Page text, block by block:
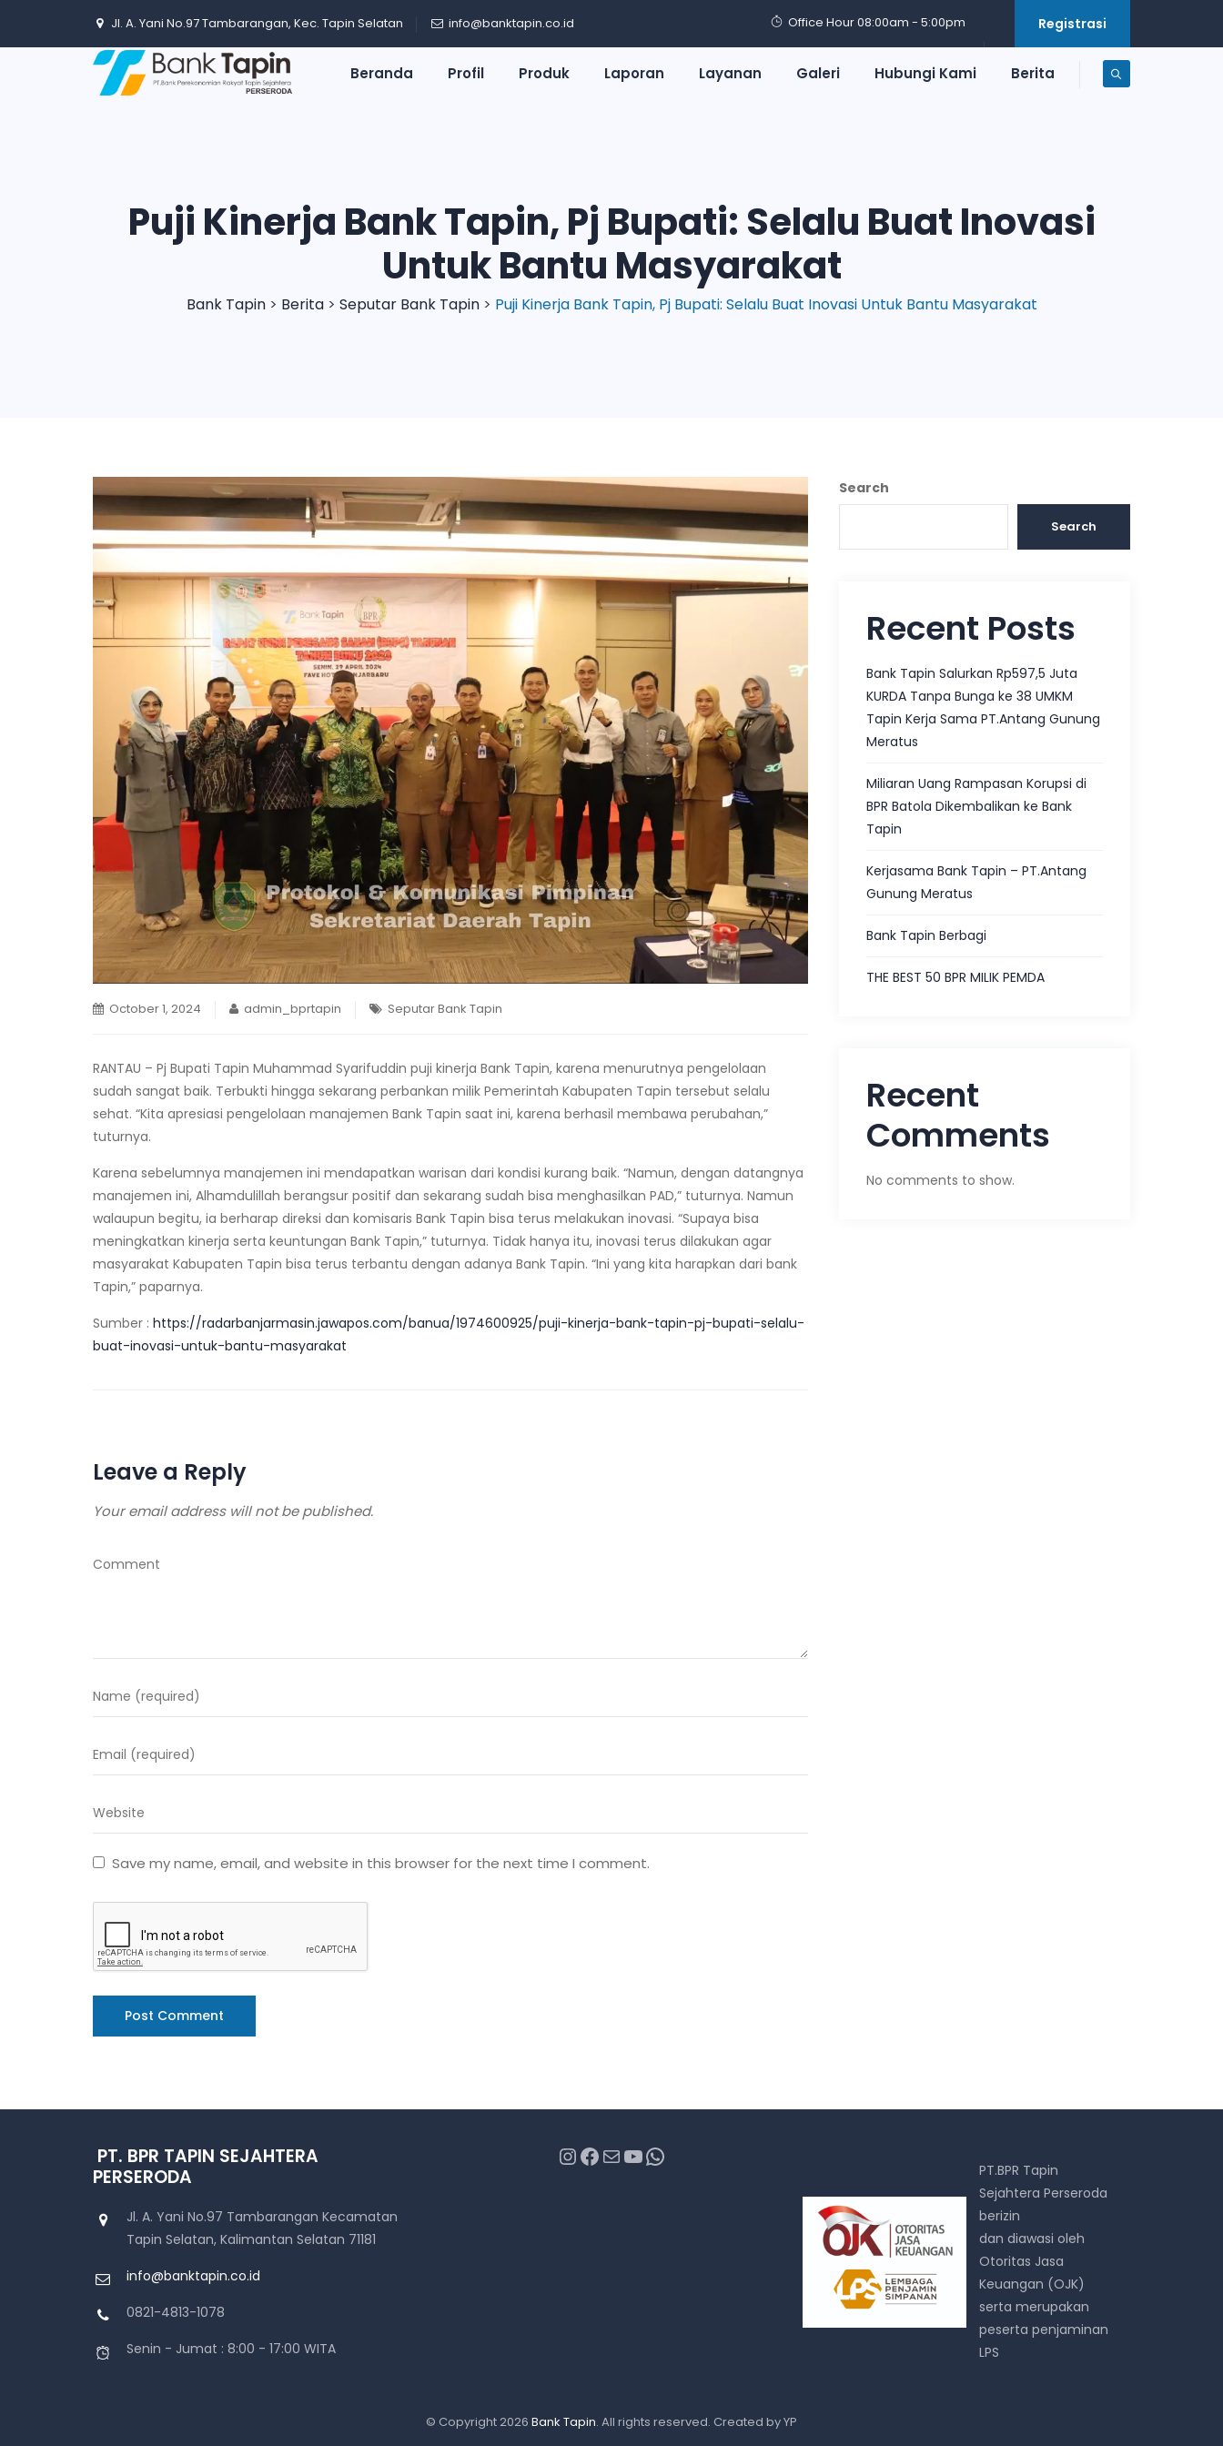
Jl. A. Yani No.97 Tambarangan, Kec. Tapin Selatan info@banktapin.co.id Office Hour 08:00am - 5:00pm Registrasi
Beranda Profil Produk Laporan Layanan Galeri Hubungi Kami Berita
Puji Kinerja Bank Tapin, Pj Bupati: Selalu Buat Inovasi
Untuk Bantu Masyarakat
Bank Tapin> Berita> Seputar Bank Tapin> Puji Kinerja Bank Tapin, Pj Bupati: Selalu Buat Inovasi Untuk Bantu Masyarakat
October 1, 2024 admin_bprtapin Seputar Bank Tapin
RANTAU – Pj Bupati Tapin Muhammad Syarifuddin puji kinerja Bank Tapin, karena menurutnya pengelolaan
sudah sangat baik. Terbukti hingga sekarang perbankan milik Pemerintah Kabupaten Tapin tersebut selalu
sehat. “Kita apresiasi pengelolaan manajemen Bank Tapin saat ini, karena berhasil membawa perubahan,”
tuturnya.
Karena sebelumnya manajemen ini mendapatkan warisan dari kondisi kurang baik. “Namun, dengan datangnya
manajemen ini, Alhamdulillah berangsur positif dan sekarang sudah bisa menghasilkan PAD,” tuturnya. Namun
walaupun begitu, ia berharap direksi dan komisaris Bank Tapin bisa terus melakukan inovasi. “Supaya bisa
meningkatkan kinerja serta keuntungan Bank Tapin,” tuturnya. Tidak hanya itu, inovasi terus dilakukan agar
masyarakat Kabupaten Tapin bisa terus terbantu dengan adanya Bank Tapin. “Ini yang kita harapkan dari bank
Tapin,” paparnya.
Sumber : https://radarbanjarmasin.jawapos.com/banua/1974600925/puji-kinerja-bank-tapin-pj-bupati-selalu-
buat-inovasi-untuk-bantu-masyarakat
Leave a Reply
Your email address will not be published.
Save my name, email, and website in this browser for the next time I comment.
Search
Search
Recent Posts
Bank Tapin Salurkan Rp597,5 Juta
KURDA Tanpa Bunga ke 38 UMKM
Tapin Kerja Sama PT.Antang Gunung
Meratus
Miliaran Uang Rampasan Korupsi di
BPR Batola Dikembalikan ke Bank
Tapin
Kerjasama Bank Tapin – PT.Antang
Gunung Meratus
Bank Tapin Berbagi
THE BEST 50 BPR MILIK PEMDA
Recent
Comments
No comments to show.
PT. BPR TAPIN SEJAHTERA
PERSERODA
Jl. A. Yani No.97 Tambarangan Kecamatan
Tapin Selatan, Kalimantan Selatan 71181
info@banktapin.co.id
0821-4813-1078
Senin - Jumat : 8:00 - 17:00 WITA
InstagramFacebook Mail YouTube WhatsApp
PT.BPR Tapin
Sejahtera Perseroda
berizin
dan diawasi oleh
Otoritas Jasa
Keuangan (OJK)
serta merupakan
peserta penjaminan
LPS
© Copyright 2026 Bank Tapin. All rights reserved. Created by YP